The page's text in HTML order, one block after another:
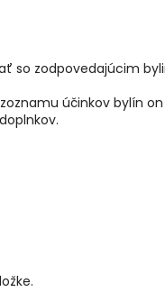
so zodpovedajúcim
účinkov bylín